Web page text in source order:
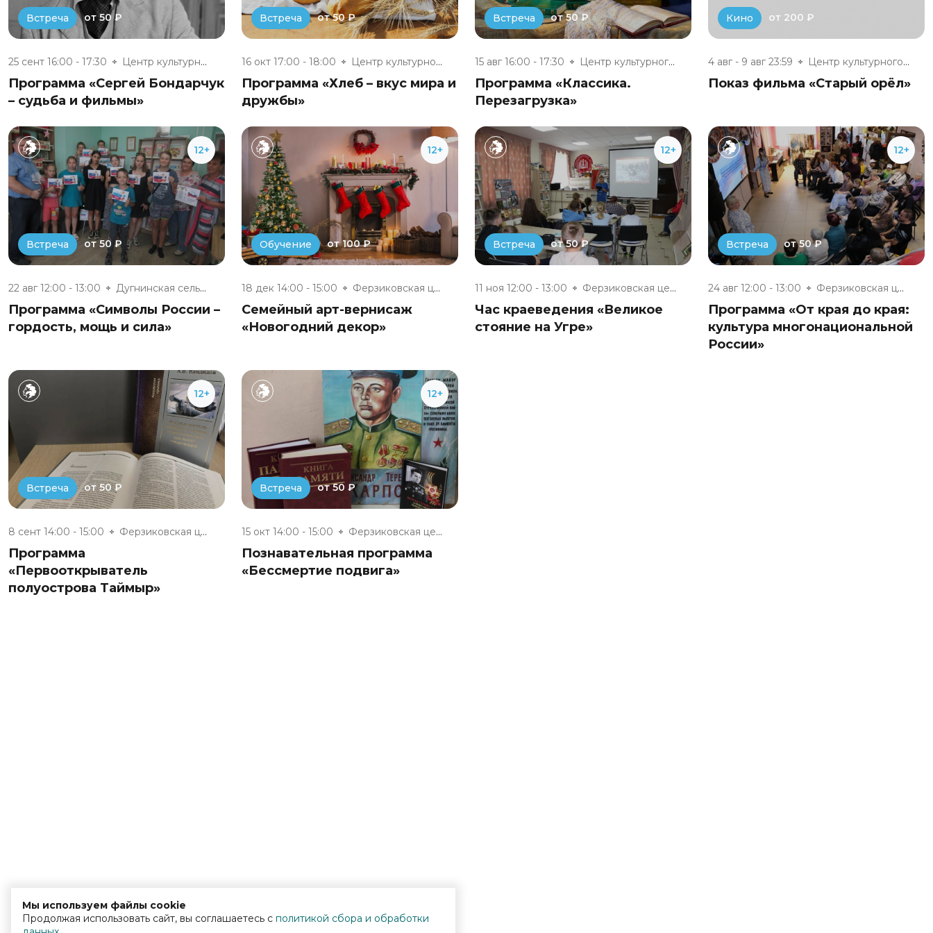
Встреча от 50 ₽
25 сент 16:00 - 17:30 Центр культурного развития п....
Программа «Сергей Бондарчук
– судьба и фильмы»
Встреча от 50 ₽
16 окт 17:00 - 18:00 Центр культурного развития п....
Программа «Хлеб – вкус мира и
дружбы»
Встреча от 50 ₽
15 авг 16:00 - 17:30 Центр культурного развития п....
Программа «Классика.
Перезагрузка»
Кино от 200 ₽
4 авг - 9 авг 23:59 Центр культурного развития п....
Показ фильма «Старый орёл»
12+
Встреча от 50 ₽
22 авг 12:00 - 13:00 Дугнинская сельская библиотека
Программа «Символы России –
гордость, мощь и сила»
12+
Обучение от 100 ₽
18 дек 14:00 - 15:00 Ферзиковская центральная район...
Семейный арт-вернисаж
«Новогодний декор»
12+
Встреча от 50 ₽
11 ноя 12:00 - 13:00 Ферзиковская центральная район...
Час краеведения «Великое
стояние на Угре»
12+
Встреча от 50 ₽
24 авг 12:00 - 13:00 Ферзиковская центральная район...
Программа «От края до края:
культура многонациональной
России»
12+
Встреча от 50 ₽
8 сент 14:00 - 15:00 Ферзиковская центральная район...
Программа
«Первооткрыватель
полуострова Таймыр»
12+
Встреча от 50 ₽
15 окт 14:00 - 15:00 Ферзиковская центральная район...
Познавательная программа
«Бессмертие подвига»
Мы используем файлы cookie
Продолжая использовать сайт, вы соглашаетесь с политикой сбора и обработки